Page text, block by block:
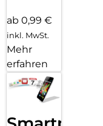
ab 0,99 €
inkl. MwSt.
Mehr
erfahren